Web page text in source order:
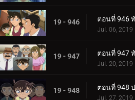
19 - 946
Jul. 06, 2019
19 - 947
Jul. 20, 2019
19 - 948
Jul. 27, 2019